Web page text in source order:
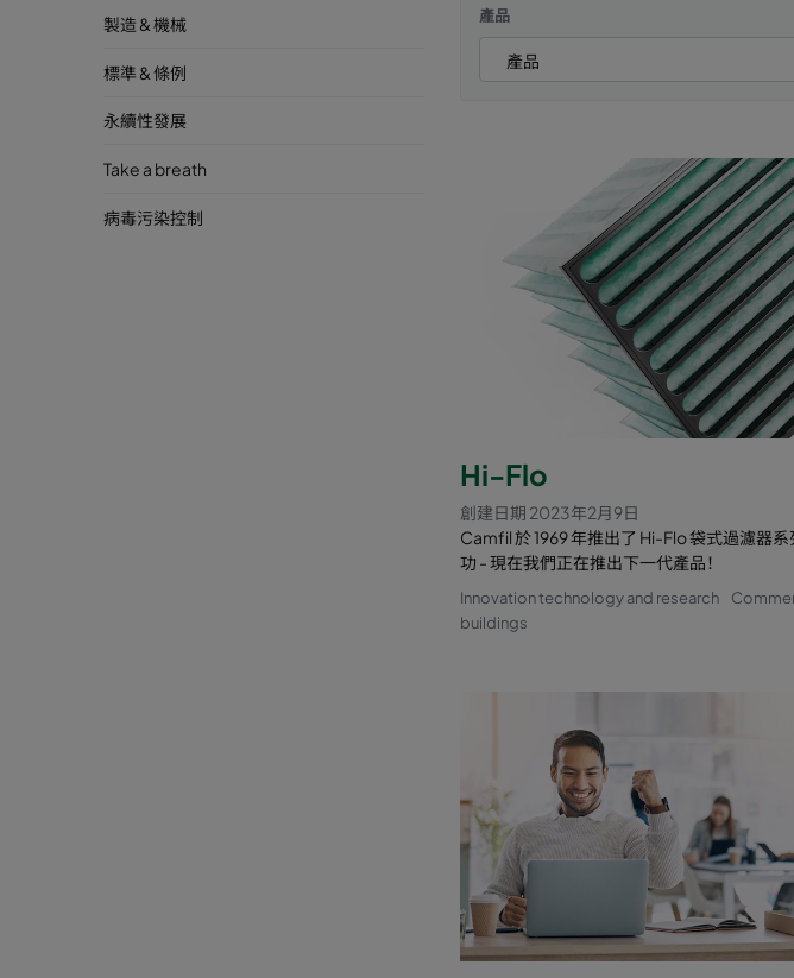
製造 & 機械
標準 & 條例
永續性發展
Take a breath
病毒污染控制
產品
Hi-Flo
創建日期 2023年2月9日
Camfil 於 1969 年推出了 Hi-Flo 袋式過濾器
功 - 現在我們正在推出下一代產品！
Innovation technology and research
buildings